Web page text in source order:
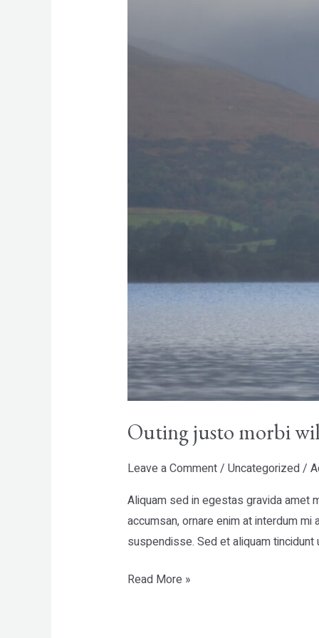
Outing justo morbi
Leave a Comment/ Uncategorized/
Aliquam sed in egestas gravida amet
accumsan, ornare enim at interdum
suspendisse. Sed et aliquam
Read More »